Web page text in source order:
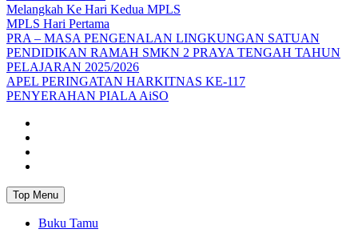
Melangkah Ke Hari Kedua MPLS
MPLS Hari Pertama
PRA – MASA PENGENALAN LINGKUNGAN SATUAN
PENDIDIKAN RAMAH SMKN 2 PRAYA TENGAH TAHUN
PELAJARAN 2025/2026
APEL PERINGATAN HARKITNAS KE-117
PENYERAHAN PIALA AiSO
Top Menu
Buku Tamu